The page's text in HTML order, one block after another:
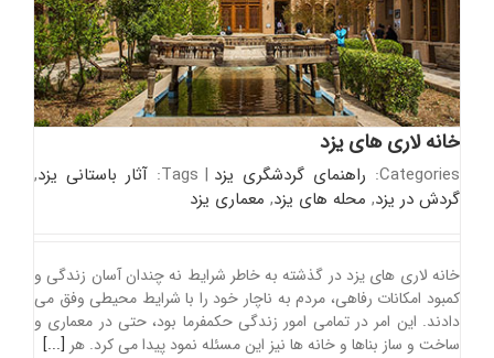
خانه لاری های یزد
Categories: راهنمای گردشگری یزد |
Tags: آثار باستانی یزد,
گردش در یزد, محله های یزد, معماری یزد
خانه لاری های یزد در گذشته به خاطر شرایط نه چندان آسان زندگی و
کمبود امکانات رفاهی، مردم به ناچار خود را با شرایط محیطی وفق می
دادند. این امر در تمامی امور زندگی حکمفرما بود، حتی در معماری و
ساخت و ساز بناها و خانه ها نیز این مسئله نمود پیدا می کرد. هر [...]